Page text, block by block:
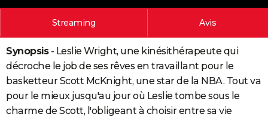
GUIDES D'ACHAT
BONS PLANS
CARTE DE VOEUX
Carte de Noël
Carte Bonne année
Carte Saint-Valentin
Carte Pâques
Carte d'anniversaire
DICTIONNAIRE
Streaming Avis
Synopsis- Leslie Wright, une kinésithérapeute qui
décroche le job de ses rêves en travaillant pour le
basketteur Scott McKnight, une star de la NBA. Tout va
pour le mieux jusqu'au jour où Leslie tombe sous le
charme de Scott, l'obligeant à choisir entre sa vie